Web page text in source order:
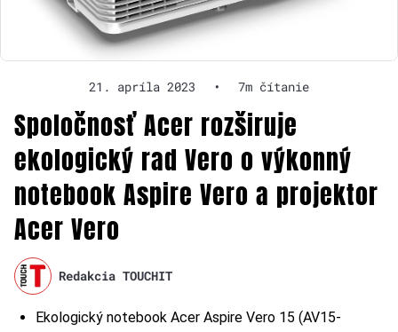
21. apríla 2023 • 7m čítanie
Spoločnosť Acer rozširuje
ekologický rad Vero o výkonný
notebook Aspire Vero a projektor
Acer Vero
Redakcia TOUCHIT
Ekologický notebook Acer Aspire Vero 15 (AV15-